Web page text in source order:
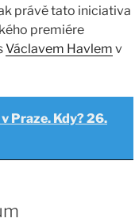
právě tato iniciativa
premiére
Václavem Havlem v
Praze. Kdy? 26.